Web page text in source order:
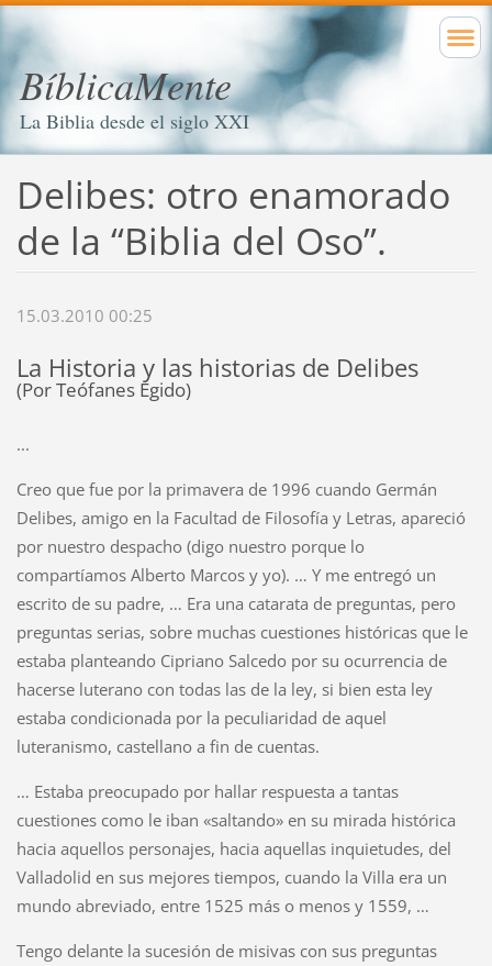
BíblicaMente
La Biblia desde el siglo XXI
Delibes: otro enamorado
de la “Biblia del Oso”.
15.03.2010 00:25
La Historia y las historias de Delibes
(Por Teófanes Egido)
...
Creo que fue por la primavera de 1996 cuando Germán
Delibes, amigo en la Facultad de Filosofía y Letras, apareció
por nuestro despacho (digo nuestro porque lo
compartíamos Alberto Marcos y yo). … Y me entregó un
escrito de su padre, … Era una catarata de preguntas, pero
preguntas serias, sobre muchas cuestiones históricas que le
estaba planteando Cipriano Salcedo por su ocurrencia de
hacerse luterano con todas las de la ley, si bien esta ley
estaba condicionada por la peculiaridad de aquel
luteranismo, castellano a fin de cuentas.
… Estaba preocupado por hallar respuesta a tantas
cuestiones como le iban «saltando» en su mirada histórica
hacia aquellos personajes, hacia aquellas inquietudes, del
Valladolid en sus mejores tiempos, cuando la Villa era un
mundo abreviado, entre 1525 más o menos y 1559, …
Tengo delante la sucesión de misivas con sus preguntas